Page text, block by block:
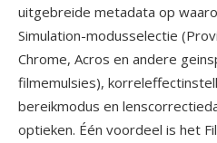
uitgebreide metadata op
Simulation-modusselectie
Chrome, Acros en andere
filmemulsies),
bereikmodus en
optieken. Één voordeel is het